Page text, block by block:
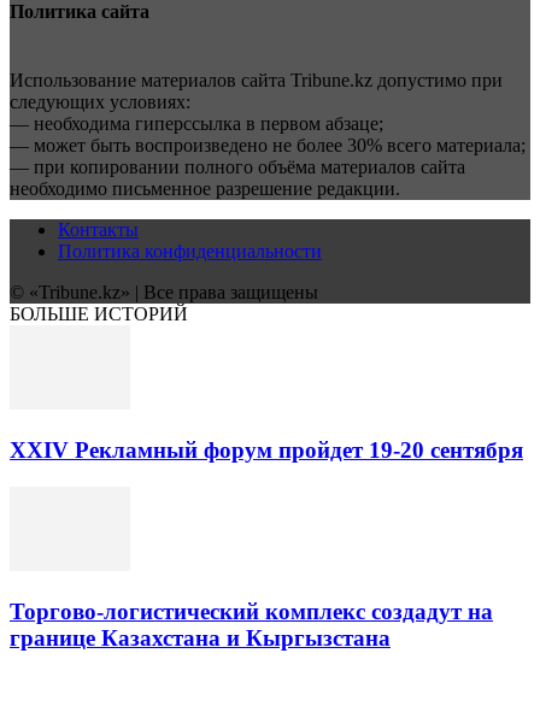
Политика сайта
Использование материалов сайта Tribune.kz допустимо при
следующих условиях:
— необходима гиперссылка в первом абзаце;
— может быть воспроизведено не более 30% всего материала;
— при копировании полного объёма материалов сайта
необходимо письменное разрешение редакции.
Контакты
Политика конфиденциальности
© «Tribune.kz» | Все права защищены
БОЛЬШЕ ИСТОРИЙ
XXIV Рекламный форум пройдет 19-20 сентября
Торгово-логистический комплекс создадут на
границе Казахстана и Кыргызстана